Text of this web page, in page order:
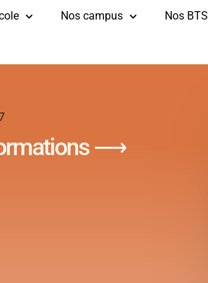
Nos campus Nos BTS
⟶